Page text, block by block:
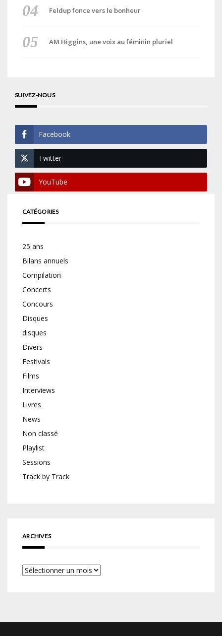
Feldup fonce vers le bonheur
AM Higgins, une voix au féminin pluriel
SUIVEZ-NOUS
Facebook
Twitter
YouTube
CATÉGORIES
25 ans
Bilans annuels
Compilation
Concerts
Concours
Disques
disques
Divers
Festivals
Films
Interviews
Livres
News
Non classé
Playlist
Sessions
Track by Track
ARCHIVES
Archives